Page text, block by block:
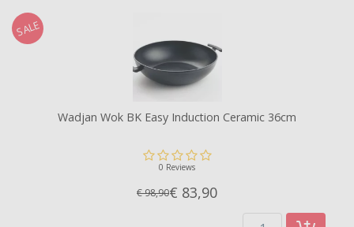
SALE
Wadjan Wok BK Easy Induction Ceramic 36cm
0 Reviews
€ 98,90€ 83,90